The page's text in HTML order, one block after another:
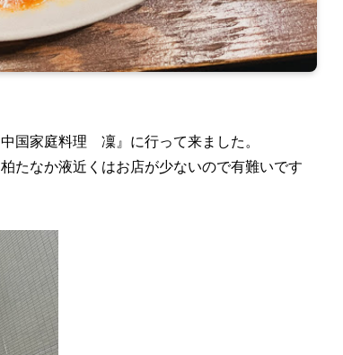
国家庭料理 凜』に行って来ました。
たなか液近くはお店が少ないので有難いです